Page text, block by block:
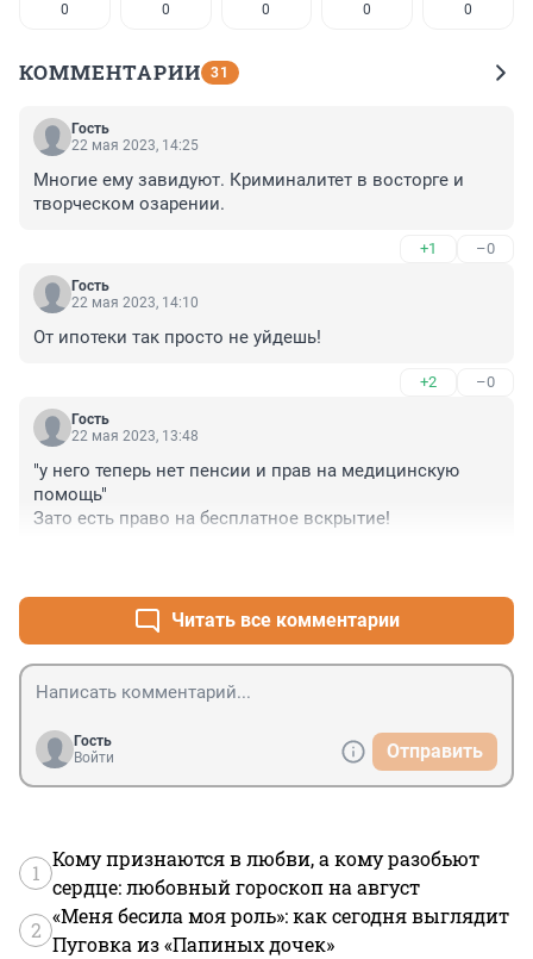
0 0 0 0 0
КОММЕНТАРИИ 31
Гость
22 мая 2023, 14:25
Многие ему завидуют. Криминалитет в восторге и
творческом озарении.
+1 –0
Гость
22 мая 2023, 14:10
От ипотеки так просто не уйдешь!
+2 –0
Гость
22 мая 2023, 13:48
"у него теперь нет пенсии и прав на медицинскую
помощь"
Зато есть право на бесплатное вскрытие!
Читать все комментарии
Гость
Войти
Отправить
1
Кому признаются в любви, а кому разобьют
сердце: любовный гороскоп на август
2
«Меня бесила моя роль»: как сегодня выглядит
Пуговка из «Папиных дочек»